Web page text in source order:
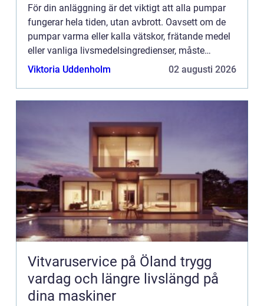
För din anläggning är det viktigt att alla pumpar
fungerar hela tiden, utan avbrott. Oavsett om de
pumpar varma eller kalla vätskor, frätande medel
eller vanliga livsmedelsingredienser, måste
tillverkningen hållas igång. Det är då bra om du
Viktoria Uddenholm 02 augusti 2026
Vitvaruservice på Öland trygg
vardag och längre livslängd på
dina maskiner